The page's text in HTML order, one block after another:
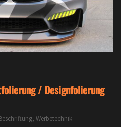
/ Designfolierung
, Werbetechnik